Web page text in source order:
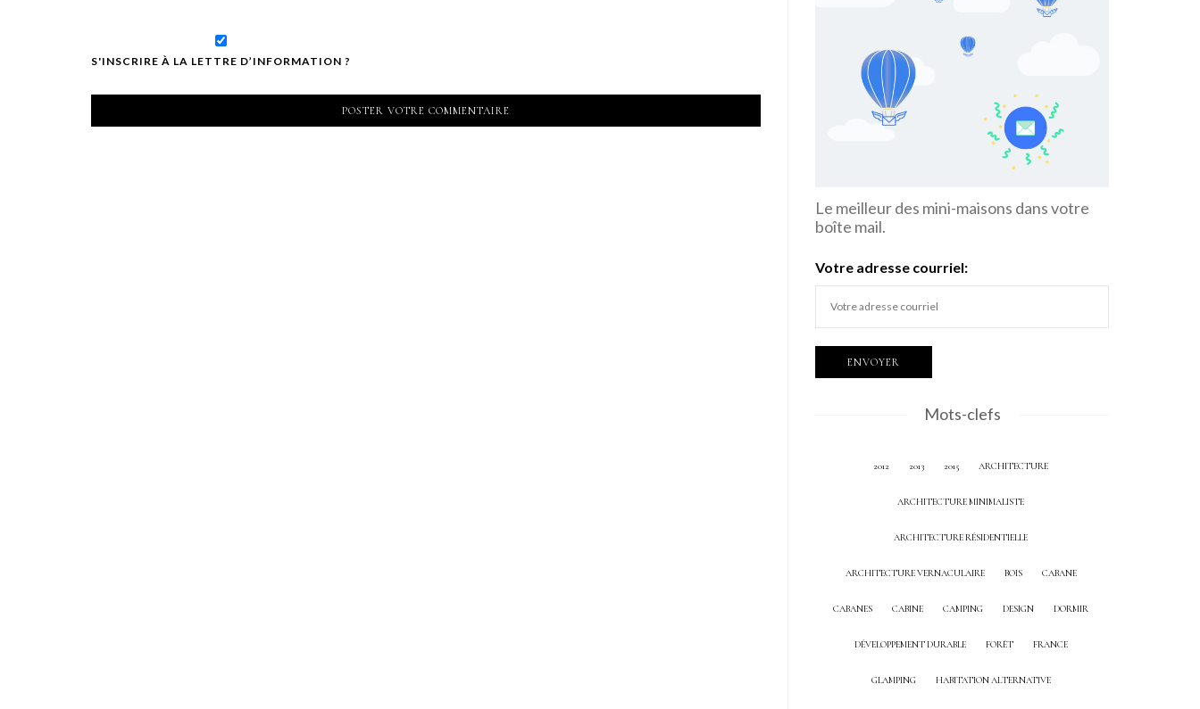
S'INSCRIRE À LA LETTRE D’INFORMATION ?
Le meilleur des mini-maisons dans votre
boîte mail.
Votre adresse courriel:
Mots-clefs
2012 2013 2015 ARCHITECTURE
ARCHITECTURE MINIMALISTE
ARCHITECTURE RÉSIDENTIELLE
ARCHITECTURE VERNACULAIRE BOIS CABANE
CABANES CABINE CAMPING DESIGN DORMIR
DÉVELOPPEMENT DURABLE FORÊT FRANCE
GLAMPING HABITATION ALTERNATIVE